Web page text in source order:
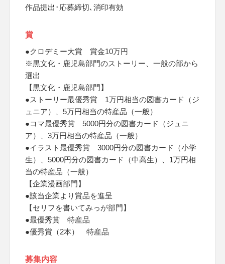
作品提出･応募締切､消印有効
賞
●クロデミー大賞 賞金10万円
※黒文化・鹿児島部門のストーリー、一般の部から
選出
【黒文化・鹿児島部門】
●ストーリー最優秀賞 1万円相当の図書カード（ジ
ュニア）、5万円相当の特産品（一般）
●コマ最優秀賞 5000円分の図書カード（ジュニ
ア）、3万円相当の特産品（一般）
●イラスト最優秀賞 3000円分の図書カード（小学
生）、5000円分の図書カード（中高生）、1万円相
当の特産品（一般）
【企業漫画部門】
●該当企業より賞品を進呈
【セリフを書いてみっが部門】
●最優秀賞 特産品
●優秀賞（2本） 特産品
募集内容